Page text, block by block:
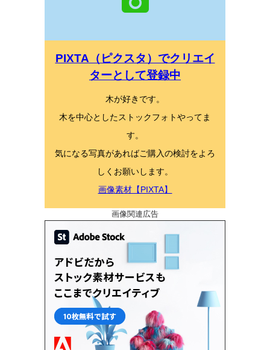
PIXTA（ピクスタ）でクリエイ
ターとして登録中
木が好きです。
木を中心としたストックフォトやってま
す。
気になる写真があればご購入の検討をよろ
しくお願いします。
画像素材【PIXTA】
画像関連広告